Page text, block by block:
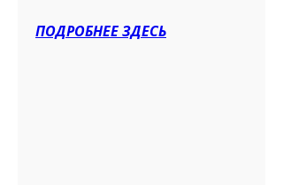
ПОДРОБНЕЕ ЗДЕСЬ